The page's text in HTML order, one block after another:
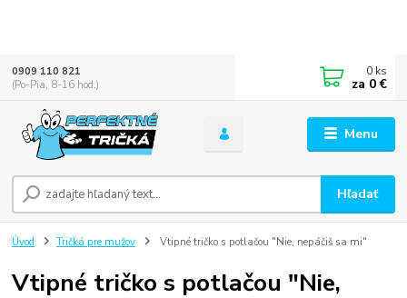
Menu
Hľadať
0909 110 821
(Po-Pia, 8-16 hod.)
0 ks
za 0 €
Úvod Tričká pre mužov Vtipné tričko s potlačou "Nie, nepáčiš sa mi"
Vtipné tričko s potlačou "Nie,